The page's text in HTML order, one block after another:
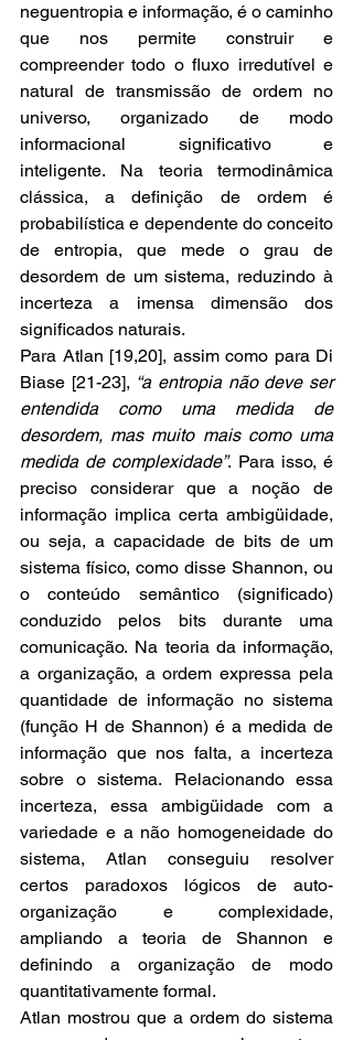
neguentropia e informação, é o caminho
que nos permite construir e
compreender todo o fluxo irredutível e
natural de transmissão de ordem no
universo, organizado de modo
informacional significativo e
inteligente. Na teoria termodinâmica
clássica, a definição de ordem é
probabilística e dependente do conceito
de entropia, que mede o grau de
desordem de um sistema, reduzindo à
incerteza a imensa dimensão dos
significados naturais.
Para Atlan [19,20], assim como para Di
Biase [21-23], “a entropia não deve ser
entendida como uma medida de
desordem, mas muito mais como uma
medida de complexidade”. Para isso, é
preciso considerar que a noção de
informação implica certa ambigüidade,
ou seja, a capacidade de bits de um
sistema físico, como disse Shannon, ou
o conteúdo semântico (significado)
conduzido pelos bits durante uma
comunicação. Na teoria da informação,
a organização, a ordem expressa pela
quantidade de informação no sistema
(função H de Shannon) é a medida de
informação que nos falta, a incerteza
sobre o sistema. Relacionando essa
incerteza, essa ambigüidade com a
variedade e a não homogeneidade do
sistema, Atlan conseguiu resolver
certos paradoxos lógicos de auto-
organização e complexidade,
ampliando a teoria de Shannon e
definindo a organização de modo
quantitativamente formal.
Atlan mostrou que a ordem do sistema